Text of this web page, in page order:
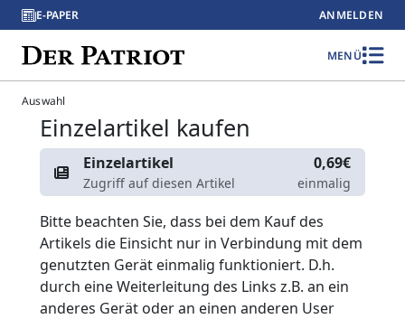
E-PAPER ANMELDEN
MENÜ
Auswahl
Einzelartikel kaufen
Einzelartikel
Zugriff auf diesen Artikel
0,69€
einmalig
Bitte beachten Sie, dass bei dem Kauf des
Artikels die Einsicht nur in Verbindung mit dem
genutzten Gerät einmalig funktioniert. D.h.
durch eine Weiterleitung des Links z.B. an ein
anderes Gerät oder an einen anderen User